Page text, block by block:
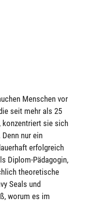
Menschen vor
seit mehr als 25
konzentriert sie sich
nur ein
erfolgreich
Diplom-Pädagogin,
theoretische
Seals und
worum es im